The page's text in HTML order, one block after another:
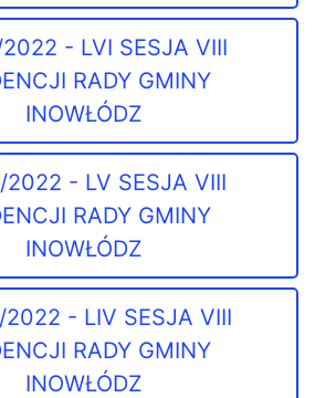
- LVI SESJA VIII
RADY GMINY
INOWŁÓDZ
2022 - LV SESJA VIII
RADY GMINY
INOWŁÓDZ
- LIV SESJA VIII
RADY GMINY
INOWŁÓDZ